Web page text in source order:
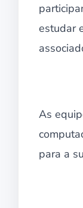
estudar
As
para a